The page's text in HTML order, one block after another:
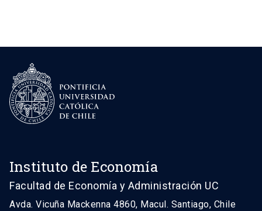
Instituto de Economía
Facultad de Economía y Administración UC
Avda. Vicuña Mackenna 4860, Macul. Santiago, Chile